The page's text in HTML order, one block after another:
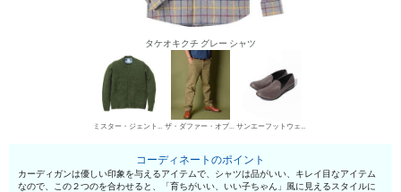
タケオキクチ グレー シャツ
ミスター・ジェントルマン カーディガン ザ・ダファー・オブ・セントジョージ チノパン・綿パン サンエーフットウェア スリッポン
コーディネートのポイント
カーディガンは優しい印象を与えるアイテムで、シャツは品がいい、キレイ目なアイテム
なので、この２つのを合わせると、「育ちがいい、いい子ちゃん」風に見えるスタイルに